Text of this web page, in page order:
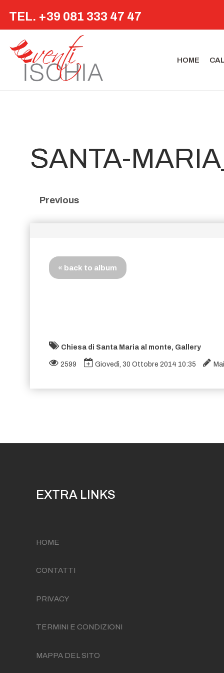
TEL. +39 081 333 47 47
HOME
SANTA-
Previous
« back to album
Chiesa di Santa Maria al monte, Gallery
2599 Giovedì, 30 Ottobre 2014 10:35 Mai
EXTRA LINKS
HOME
CONTATTI
PRIVACY
TERMINI E CONDIZIONI
MAPPA DEL SITO